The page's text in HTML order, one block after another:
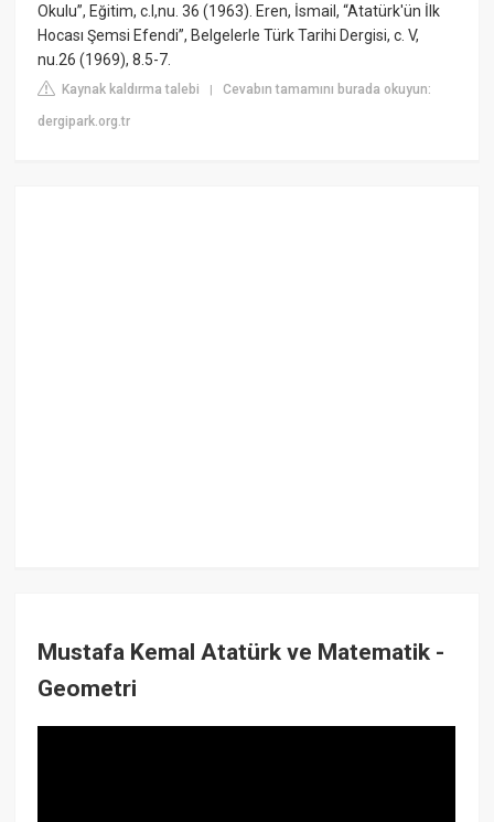
Okulu”, Eğitim, c.I,nu. 36 (1963). Eren, İsmail, “Atatürk'ün İlk
Hocası Şemsi Efendi”, Belgelerle Türk Tarihi Dergisi, c. V,
nu.26 (1969), 8.5-7.
Kaynak kaldırma talebi |Cevabın tamamını burada okuyun:
dergipark.org.tr
Mustafa Kemal Atatürk ve Matematik -
Geometri